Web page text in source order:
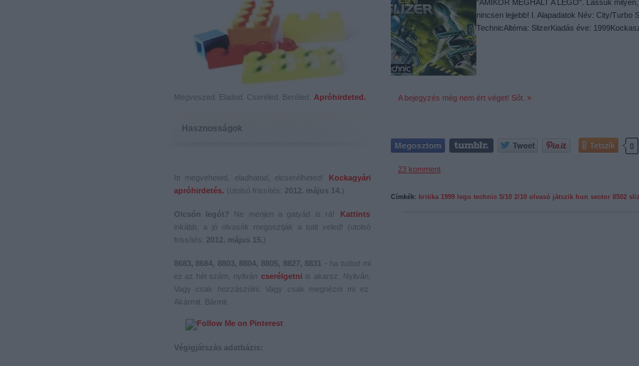
Megveszed. Eladod. Cseréled. Beréled. Apróhirdeted.
Hasznosságok
Itt megveheted, eladhatod, elcserélheted!
Kockagyári
apróhirdetés. (utolsó frissítés: 2012. május 14.)
Olcsón legót? Ne menjen a gatyád is rá!
Kattints
inkább, a jó olvasók megosztják a tutit veled! (utolsó
frissítés: 2012. május 15.)
8683, 8684, 8803, 8804, 8805, 8827, 8831 - ha tudod mi
ez az hét szám, nyilván
cserélgetni
is akarsz. Nyilván.
Vagy csak hozzászólni. Vagy csak megnézni mi ez.
Akármit. Bármit.
Végigjátszás adatbázis:
"AMIKOR MEGHALT A LEGO". Lássuk
nincsen lejjebb! I. Alapadatok Név: City/Turbo
TechnicAltéma: SlizerKiadás éve:
A bejegyzés még nem ért véget! Sőt. »
Tetszik 0
23komment
Címkék: kritika 1999 lego technic 5/10 2/10 olvasó játszik hun sector 8502